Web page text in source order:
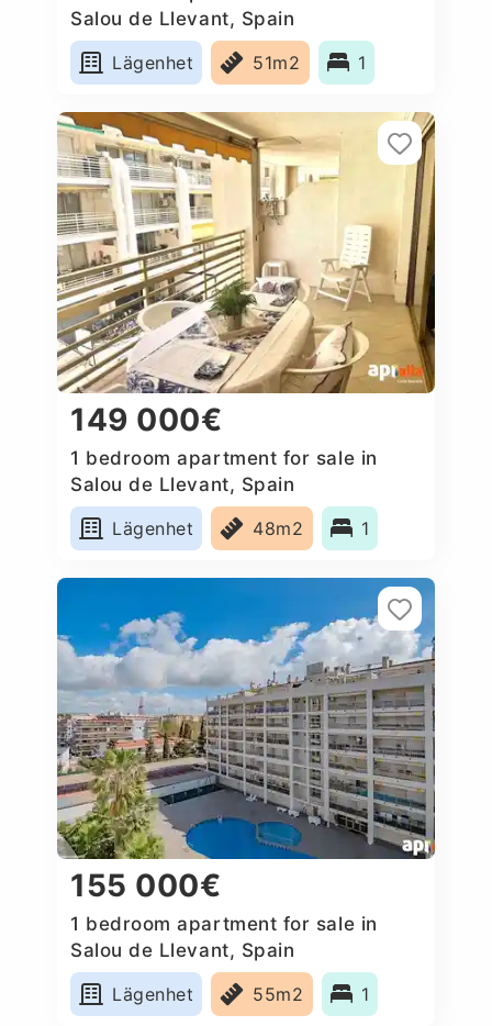
Salou de Llevant, Spain
Lägenhet
51m2 1
149 000€
1 bedroom apartment for sale in
Salou de Llevant, Spain
Lägenhet
48m2 1
155 000€
1 bedroom apartment for sale in
Salou de Llevant, Spain
Lägenhet
55m2 1